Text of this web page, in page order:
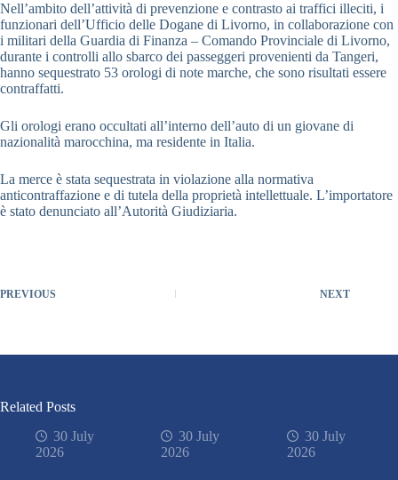
Nell’ambito dell’attività di prevenzione e contrasto ai traffici illeciti, i
funzionari dell’Ufficio delle Dogane di Livorno, in collaborazione con
i militari della Guardia di Finanza – Comando Provinciale di Livorno,
durante i controlli allo sbarco dei passeggeri provenienti da Tangeri,
hanno sequestrato 53 orologi di note marche, che sono risultati essere
contraffatti.
Gli orologi erano occultati all’interno dell’auto di un giovane di
nazionalità marocchina, ma residente in Italia.
La merce è stata sequestrata in violazione alla normativa
anticontraffazione e di tutela della proprietà intellettuale. L’importatore
è stato denunciato all’Autorità Giudiziaria.
PREVIOUS NEXT
Related Posts
30 July
2026
30 July
2026
30 July
2026